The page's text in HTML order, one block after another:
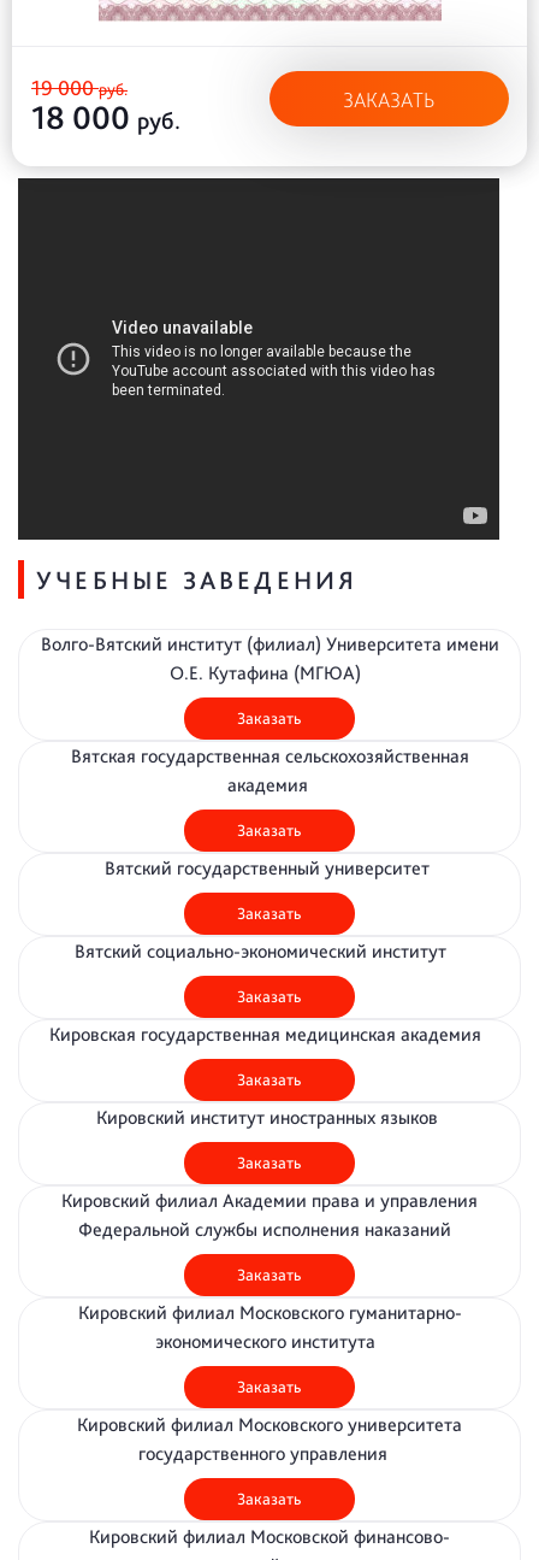
19 000руб.
18 000 руб.
ЗАКАЗАТЬ
УЧЕБНЫЕ ЗАВЕДЕНИЯ
Волго-Вятский институт (филиал) Университета имени
О.Е. Кутафина (МГЮА)
Заказать
Вятская государственная сельскохозяйственная
академия
Заказать
Вятский государственный университет
Заказать
Вятский социально-экономический институт
Заказать
Кировская государственная медицинская академия
Заказать
Кировский институт иностранных языков
Заказать
Кировский филиал Академии права и управления
Федеральной службы исполнения наказаний
Заказать
Кировский филиал Московского гуманитарно-
экономического института
Заказать
Кировский филиал Московского университета
государственного управления
Заказать
Кировский филиал Московской финансово-